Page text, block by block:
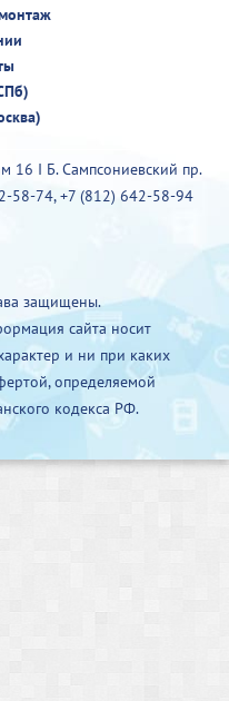
16 I Б. Сампсониевский пр.
58-74,+7 (812) 642-58-94
защищены.
сайта носит
и ни при каких
определяемой
кодекса РФ.